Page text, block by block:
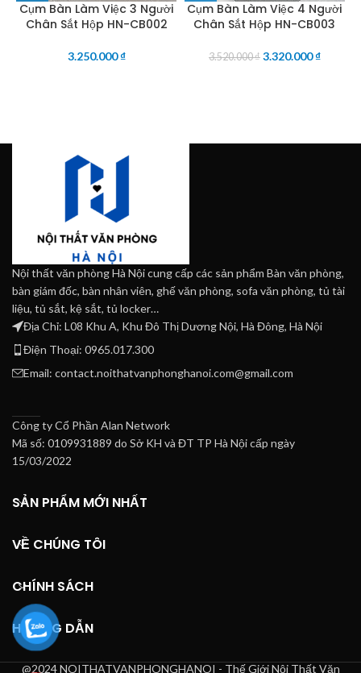
Cụm Bàn Làm Việc 3 Người
Chân Sắt Hộp HN-CB002
3.250.000₫
Cụm Bàn Làm Việc 4 Người
Chân Sắt Hộp HN-CB003
3.520.000₫ 3.320.000₫
Nội thất văn phòng Hà Nội cung cấp các sản phẩm Bàn văn phòng,
bàn giám đốc, bàn nhân viên, ghế văn phòng, sofa văn phòng, tủ tài
liệu, tủ sắt, kệ sắt, tủ locker…
Địa Chỉ: L08 Khu A, Khu Đô Thị Dương Nội, Hà Đông, Hà Nội
Điện Thoại: 0965.017.300
Email: contact.noithatvanphonghanoi.com@gmail.com
Công ty Cổ Phần Alan Network
Mã số: 0109931889 do Sở KH và ĐT TP Hà Nội cấp ngày
15/03/2022
SẢN PHẨM MỚI NHẤT
VỀ CHÚNG TÔI
CHÍNH SÁCH
HƯỚNG DẪN
@2024 NOITHATVANPHONGHANOI - Thế Giới Nội Thất Văn